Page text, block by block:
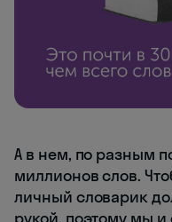
А в нем, по разным
миллионов слов.
личный словарик
рукой, поэтому мы